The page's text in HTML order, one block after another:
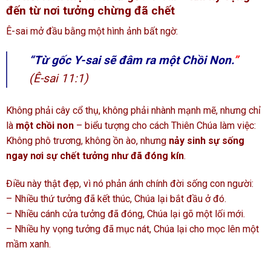
đến từ nơi tưởng chừng đã chết
Ê-sai mở đầu bằng một hình ảnh bất ngờ:
“Từ gốc Y-sai sẽ đâm ra một Chồi Non.”
(Ê-sai 11:1)
Không phải cây cổ thụ, không phải nhành mạnh mẽ, nhưng chỉ
là một chồi non – biểu tượng cho cách Thiên Chúa làm việc:
Không phô trương, không ồn ào, nhưng nảy sinh sự sống
ngay nơi sự chết tưởng như đã đóng kín.
Điều này thật đẹp, vì nó phản ánh chính đời sống con người:
– Nhiều thứ tưởng đã kết thúc, Chúa lại bắt đầu ở đó.
– Nhiều cánh cửa tưởng đã đóng, Chúa lại gõ một lối mới.
– Nhiều hy vọng tưởng đã mục nát, Chúa lại cho mọc lên một
mầm xanh.